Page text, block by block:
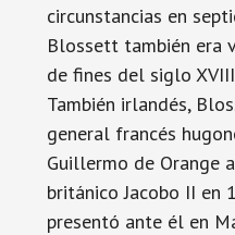
circunstancias en
Blossett también era
de fines del siglo
También irlandés,
general francés
Guillermo de Orange
británico Jacobo II en
presentó ante él en